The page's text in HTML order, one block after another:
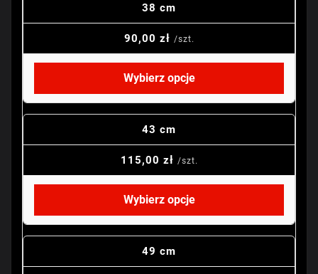
38 cm
90,00 zł /szt.
Wybierz opcje
43 cm
115,00 zł /szt.
Wybierz opcje
49 cm